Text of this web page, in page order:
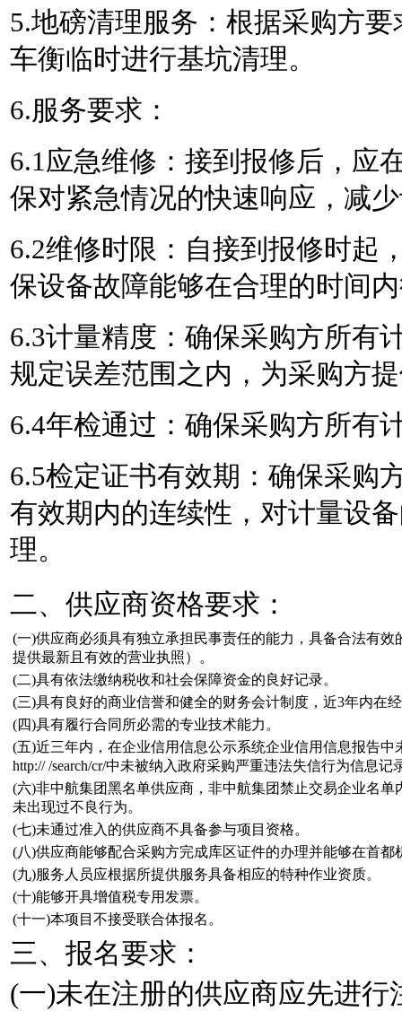
5.地磅清理服务：根据采购方
车衡临时进行基坑清理。
6.服务要求：
6.1应急维修：接到报修后，应
保对紧急情况的快速响应，减
6.2维修时限：自接到报修时起
保设备故障能够在合理的时间
6.3计量精度：确保采购方所有
规定误差范围之内，为采购方
6.4年检通过：确保采购方所有
6.5检定证书有效期：确保采购
有效期内的连续性，对计量设
理。
二、供应商资格要求：
(一)供应商必须具有独立承担民事责任的能力，具备合法有
提供最新且有效的营业执照）。
(二)具有依法缴纳税收和社会保障资金的良好记录。
(三)具有良好的商业信誉和健全的财务会计制度，近3年内在
(四)具有履行合同所必需的专业技术能力。
(五)近三年内，在企业信用信息公示系统企业信用信息报告
http:// /search/cr/中未被纳入政府采购严重违法失信行为信息记
(六)非中航集团黑名单供应商，非中航集团禁止交易企业名
未出现过不良行为。
(七)未通过准入的供应商不具备参与项目资格。
(八)供应商能够配合采购方完成库区证件的办理并能够在首都
(九)服务人员应根据所提供服务具备相应的特种作业资质。
(十)能够开具增值税专用发票。
(十一)本项目不接受联合体报名。
三、报名要求：
(一)未在注册的供应商应先进